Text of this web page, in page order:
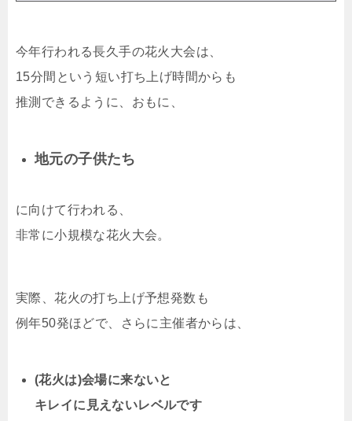
今年行われる長久手の花火大会は、
15分間という短い打ち上げ時間からも
推測できるように、おもに、
地元の子供たち
に向けて行われる、
非常に小規模な花火大会。
実際、花火の打ち上げ予想発数も
例年50発ほどで、さらに主催者からは、
(花火は)会場に来ないと
キレイに見えないレベルです